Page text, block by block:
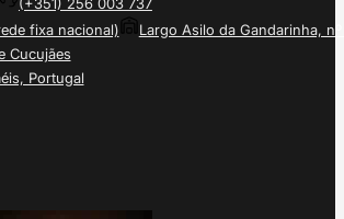
fixa nacional)
Largo Asilo da Gandarinha, nº
Cucujães
Portugal